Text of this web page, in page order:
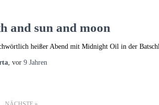
and sun and moon
heißer Abend mit Midnight Oil in der
, vor 9 Jahren